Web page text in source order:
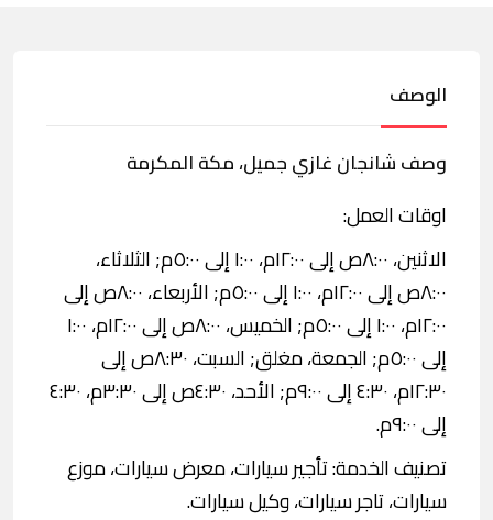
الوصف
وصف شانجان غازي جميل، مكة المكرمة
اوقات العمل:
الاثنين، ٨:٠٠ص إلى ١٢:٠٠م، ١:٠٠ إلى ٥:٠٠م; الثلاثاء،
٨:٠٠ص إلى ١٢:٠٠م، ١:٠٠ إلى ٥:٠٠م; الأربعاء، ٨:٠٠ص إلى
١٢:٠٠م، ١:٠٠ إلى ٥:٠٠م; الخميس، ٨:٠٠ص إلى ١٢:٠٠م، ١:٠٠
إلى ٥:٠٠م; الجمعة، مغلق; السبت، ٨:٣٠ص إلى
١٢:٣٠م، ٤:٣٠ إلى ٩:٠٠م; الأحد، ٤:٣٠ص إلى ٣:٣٠م، ٤:٣٠
إلى ٩:٠٠م.
تصنيف الخدمة: تأجير سيارات، معرض سيارات، موزع
سيارات، تاجر سيارات، وكيل سيارات.